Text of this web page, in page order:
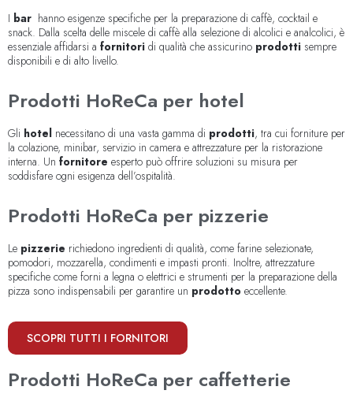
I bar hanno esigenze specifiche per la preparazione di caffè, cocktail e
snack. Dalla scelta delle miscele di caffè alla selezione di alcolici e analcolici, è
essenziale affidarsi a fornitori di qualità che assicurino prodotti sempre
disponibili e di alto livello.
Prodotti HoReCa per hotel
Gli hotel necessitano di una vasta gamma di prodotti, tra cui forniture per
la colazione, minibar, servizio in camera e attrezzature per la ristorazione
interna. Un fornitore esperto può offrire soluzioni su misura per
soddisfare ogni esigenza dell’ospitalità.
Prodotti HoReCa per pizzerie
Le pizzerie richiedono ingredienti di qualità, come farine selezionate,
pomodori, mozzarella, condimenti e impasti pronti. Inoltre, attrezzature
specifiche come forni a legna o elettrici e strumenti per la preparazione della
pizza sono indispensabili per garantire un prodotto eccellente.
SCOPRI TUTTI I FORNITORI
Prodotti HoReCa per caffetterie